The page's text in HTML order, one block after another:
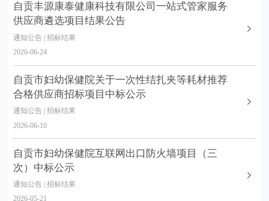
自贡丰源康泰健康科技有限公司一站式管家服务
供应商遴选项目结果公告
通知公告 | 招标结果
2026-06-24
自贡市妇幼保健院关于一次性结扎夹等耗材推荐
合格供应商招标项目中标公示
通知公告 | 招标结果
2026-06-10
自贡市妇幼保健院互联网出口防火墙项目（三
次）中标公示
通知公告 | 招标结果
2026-05-21